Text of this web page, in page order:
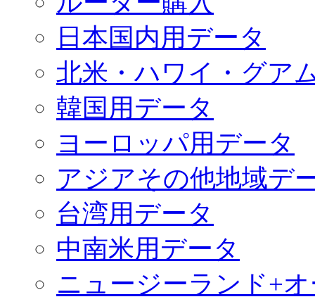
日本国内用データ
北米・ハワイ・グア
韓国用データ
ヨーロッパ用データ
アジアその他地域デ
台湾用データ
中南米用データ
ニュージーランド+